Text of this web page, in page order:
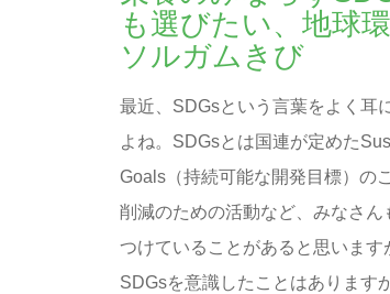
も選びたい、地球
ソルガムきび
最近、SDGsという言葉をよく耳
よね。SDGsとは国連が定めた
Goals（持続可能な開発目標）の
削減のための活動など、みなさん
つけていることがあると思います
SDGsを意識したことはあります